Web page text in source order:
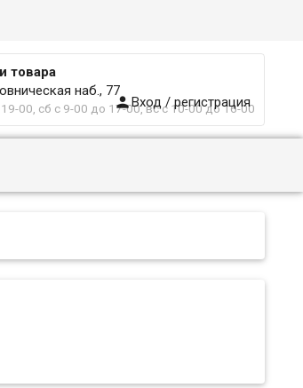
Вход / регистрация
товара
наб., 77
00, сб с 9-00 до 17-00, вс с 10-00 до 16-00